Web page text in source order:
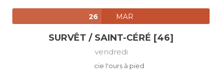
26 MAR
SURVÊT / SAINT-CÉRÉ [46]
vendredi
cie l'ours à pied